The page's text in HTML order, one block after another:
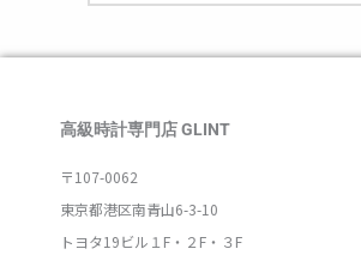
高級時計専門店 GLINT
〒107-0062
東京都港区南青山6-3-10
トヨタ19ビル１F・２F・３F